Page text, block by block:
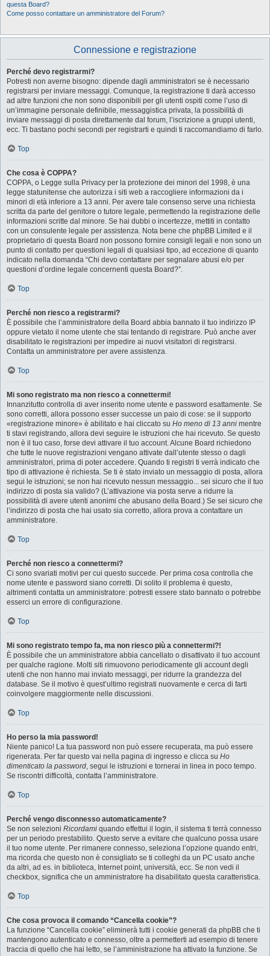
questa Board?
Come posso contattare un amministratore del Forum?
Connessione e registrazione
Perché devo registrarmi?
Potresti non averne bisogno: dipende dagli amministratori se è necessario
registrarsi per inviare messaggi. Comunque, la registrazione ti darà accesso
ad altre funzioni che non sono disponibili per gli utenti ospiti come l’uso di
un’immagine personale definibile, messaggistica privata, la possibilità di
inviare messaggi di posta direttamente dal forum, l’iscrizione a gruppi utenti,
ecc. Ti bastano pochi secondi per registrarti e quindi ti raccomandiamo di farlo.
Top
Che cosa è COPPA?
COPPA, o Legge sulla Privacy per la protezione dei minori del 1998, è una
legge statunitense che autorizza i siti web a raccogliere informazioni da i
minori di età inferiore a 13 anni. Per avere tale consenso serve una richiesta
scritta da parte del genitore o tutore legale, permettendo la registrazione delle
informazioni scritte dal minore. Se hai dubbi o incertezze, mettiti in contatto
con un consulente legale per assistenza. Nota bene che phpBB Limited e il
proprietario di questa Board non possono fornire consigli legali e non sono un
punto di contatto per questioni legali di qualsiasi tipo, ad eccezione di quanto
indicato nella domanda “Chi devo contattare per segnalare abusi e/o per
questioni d’ordine legale concernenti questa Board?”.
Top
Perché non riesco a registrarmi?
È possibile che l’amministratore della Board abbia bannato il tuo indirizzo IP
oppure vietato il nome utente che stai tentando di registrare. Può anche aver
disabilitato le registrazioni per impedire ai nuovi visitatori di registrarsi.
Contatta un amministratore per avere assistenza.
Top
Mi sono registrato ma non riesco a connettermi!
Innanzitutto controlla di aver inserito nome utente e password esattamente. Se
sono corretti, allora possono esser successe un paio di cose: se il supporto
«registrazione minore» è abilitato e hai cliccato su Ho meno di 13 anni mentre
ti stavi registrando, allora devi seguire le istruzioni che hai ricevuto. Se questo
non è il tuo caso, forse devi attivare il tuo account. Alcune Board richiedono
che tutte le nuove registrazioni vengano attivate dall’utente stesso o dagli
amministratori, prima di poter accedere. Quando ti registri ti verrà indicato che
tipo di attivazione è richiesta. Se ti è stato inviato un messaggio di posta, allora
segui le istruzioni; se non hai ricevuto nessun messaggio... sei sicuro che il tuo
indirizzo di posta sia valido? (L’attivazione via posta serve a ridurre la
possibilità di avere utenti anonimi che abusano della Board.) Se sei sicuro che
l’indirizzo di posta che hai usato sia corretto, allora prova a contattare un
amministratore.
Top
Perché non riesco a connettermi?
Ci sono svariati motivi per cui questo succede. Per prima cosa controlla che
nome utente e password siano corretti. Di solito il problema è questo,
altrimenti contatta un amministratore: potresti essere stato bannato o potrebbe
esserci un errore di configurazione.
Top
Mi sono registrato tempo fa, ma non riesco più a connettermi?!
È possibile che un amministratore abbia cancellato o disattivato il tuo account
per qualche ragione. Molti siti rimuovono periodicamente gli account degli
utenti che non hanno mai inviato messaggi, per ridurre la grandezza del
database. Se il motivo è quest’ultimo registrati nuovamente e cerca di farti
coinvolgere maggiormente nelle discussioni.
Top
Ho perso la mia password!
Niente panico! La tua password non può essere recuperata, ma può essere
rigenerata. Per far questo vai nella pagina di ingresso e clicca su Ho
dimenticato la password, segui le istruzioni e tornerai in linea in poco tempo.
Se riscontri difficoltà, contatta l’amministratore.
Top
Perché vengo disconnesso automaticamente?
Se non selezioni Ricordami quando effettui il login, il sistema ti terrà connesso
per un periodo prestabilito. Questo serve a evitare che qualcuno possa usare
il tuo nome utente. Per rimanere connesso, seleziona l’opzione quando entri,
ma ricorda che questo non è consigliato se ti colleghi da un PC usato anche
da altri, ad es. in biblioteca, Internet point, università, ecc. Se non vedi il
checkbox, significa che un amministratore ha disabilitato questa caratteristica.
Top
Che cosa provoca il comando “Cancella cookie”?
La funzione “Cancella cookie” eliminerà tutti i cookie generati da phpBB che ti
mantengono autenticato e connesso, oltre a permetterti ad esempio di tenere
traccia di quello che hai letto, se l’amministrazione ha attivato la funzione. Se